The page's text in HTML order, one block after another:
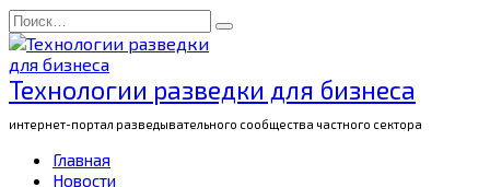
Перейти
к
содержанию
Search
for:
Технологии разведки для бизнеса
интернет-портал разведывательного сообщества частного сектора
Главная
Новости